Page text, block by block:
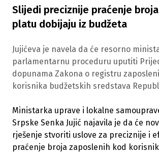
Slijedi preciznije praćenje
platu dobijaju iz budžeta
Jujićeva je navela da će resorno
parlamentarnu proceduru uputiti
dopunama Zakona o registru
korisnika budžetskih sredstava
Ministarka uprave i lokalne
Srpske Senka Jujić najavila je da će
rješenje stvoriti uslove za preciznije i
praćenje broja zaposlenih kod